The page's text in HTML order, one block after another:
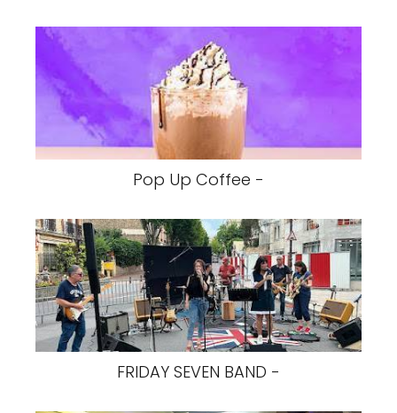
Pop Up Coffee -
FRIDAY SEVEN BAND -